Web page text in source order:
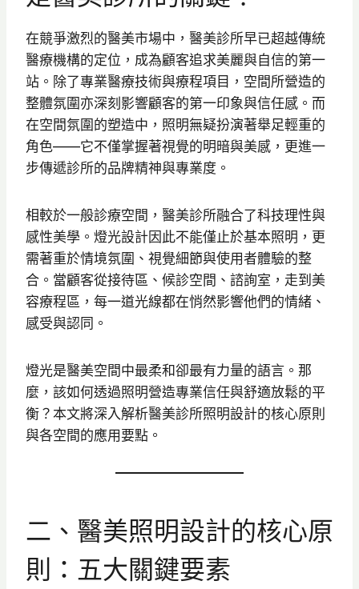
在競爭激烈的醫美市場中，醫美診所早已超越傳統
醫療機構的定位，成為顧客追求美麗與自信的第一
站。除了專業醫療技術與療程項目，空間所營造的
整體氛圍亦深刻影響顧客的第一印象與信任感。而
在空間氛圍的塑造中，照明無疑扮演著舉足輕重的
角色——它不僅掌握著視覺的明暗與美感，更進一
步傳遞診所的品牌精神與專業度。
相較於一般診療空間，醫美診所融合了科技理性與
感性美學。燈光設計因此不能僅止於基本照明，更
需著重於情境氛圍、視覺細節與使用者體驗的整
合。當顧客從接待區、候診空間、諮詢室，走到美
容療程區，每一道光線都在悄然影響他們的情緒、
感受與認同。
燈光是醫美空間中最柔和卻最有力量的語言。那
麼，該如何透過照明營造專業信任與舒適放鬆的平
衡？本文將深入解析醫美診所照明設計的核心原則
與各空間的應用要點。
二、醫美照明設計的核心原
則：五大關鍵要素